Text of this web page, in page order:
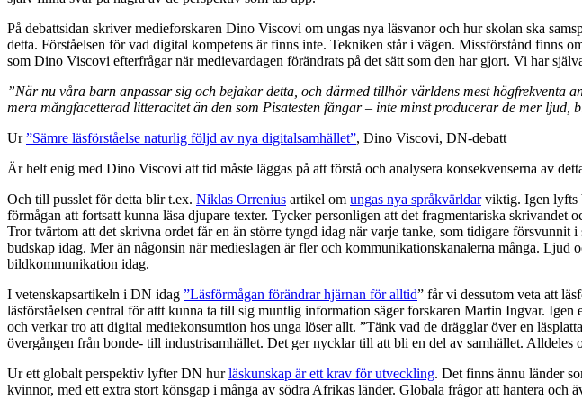
På debattsidan skriver medieforskaren Dino Viscovi om ungas nya läsvanor och hur skolan ska
detta. Förståelsen för vad digital kompetens är finns inte. Tekniken står i vägen. Missförstånd finns
som Dino Viscovi efterfrågar när medievardagen förändrats på det sätt som den har gjort. Vi har
”När nu våra barn anpassar sig och bejakar detta, och därmed tillhör världens mest högfrekventa
mera mångfacetterad litteracitet än den som Pisatesten fångar – inte minst producerar de mer ljud,
Ur”Sämre läsförståelse naturlig följd av nya digitalsamhället”, Dino Viscovi, DN-debatt
Är helt enig med Dino Viscovi att tid måste läggas på att förstå och analysera konsekvenserna av
Och till pusslet för detta blir t.ex. Niklas Orrenius artikel om ungas nya språkvärldarviktig. Igen lyfts
förmågan att fortsatt kunna läsa djupare texter. Tycker personligen att det fragmentariska
Tror tvärtom att det skrivna ordet får en än större tyngd idag när varje tanke, som tidigare
budskap idag. Mer än någonsin när medieslagen är fler och kommunikationskanalerna många.
bildkommunikation idag.
I vetenskapsartikeln i DN idag ”Läsförmågan förändrar hjärnan för alltid” får vi dessutom veta att
läsförståelsen central för attt kunna ta till sig muntlig information säger forskaren Martin Ingvar.
och verkar tro att digital mediekonsumtion hos unga löser allt. ”Tänk vad de drägglar över en
övergången från bonde- till industrisamhället. Det ger nycklar till att bli en del av samhället. Alldeles
Ur ett globalt perspektiv lyfter DN hurläskunskap är ett krav för utveckling. Det finns ännu länder
kvinnor, med ett extra stort könsgap i många av södra Afrikas länder. Globala frågor att hantera och